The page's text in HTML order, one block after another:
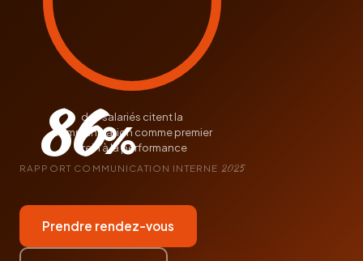
86%
des salariés citent la
communication comme premier
frein à la performance
RAPPORT COMMUNICATION INTERNE 2025
Prendre rendez-vous